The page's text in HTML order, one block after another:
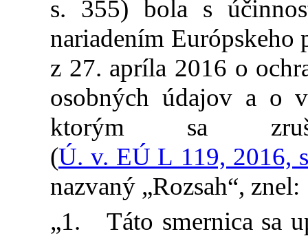
s. 355) bola s
nariadením Európskeho
z 27. apríla 2016 o
osobných údajov a o
ktorým sa
(Ú. v. EÚ L 119, 2016,
nazvaný „Rozsah“, znel:
„1. Táto smernica sa